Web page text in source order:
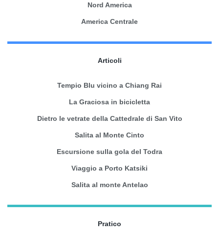
Nord America
America Centrale
Articoli
Tempio Blu vicino a Chiang Rai
La Graciosa in bicicletta
Dietro le vetrate della Cattedrale di San Vito
Salita al Monte Cinto
Escursione sulla gola del Todra
Viaggio a Porto Katsiki
Salita al monte Antelao
Pratico